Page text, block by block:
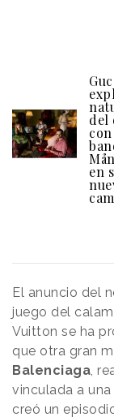
del
en
El anuncio del
juego del
Vuitton se ha
que otra gran
Balenciaga,
vinculada a una
creó un